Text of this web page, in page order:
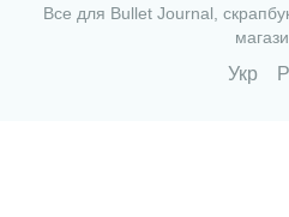
Все для Bullet Journal,
Укр